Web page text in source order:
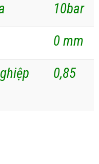
10bar
0 mm
0,85